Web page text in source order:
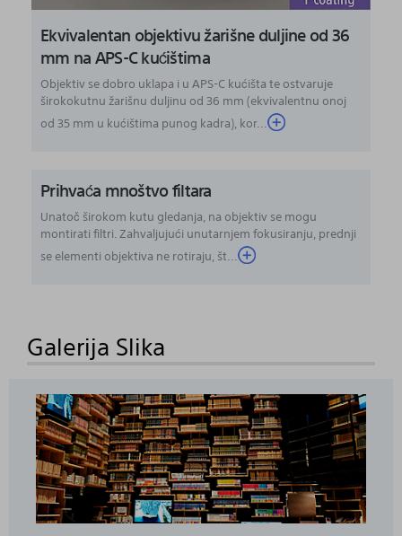
Ekvivalentan objektivu žarišne duljine od 36
mm na APS-C kućištima
Objektiv se dobro uklapa i u APS-C kućišta te ostvaruje
širokokutnu žarišnu duljinu od 36 mm (ekvivalentnu onoj
od 35 mm u kućištima punog kadra), kor...
Prihvaća mnoštvo filtara
Unatoč širokom kutu gledanja, na objektiv se mogu
montirati filtri. Zahvaljujući unutarnjem fokusiranju, prednji
se elementi objektiva ne rotiraju, št...
Galerija Slika